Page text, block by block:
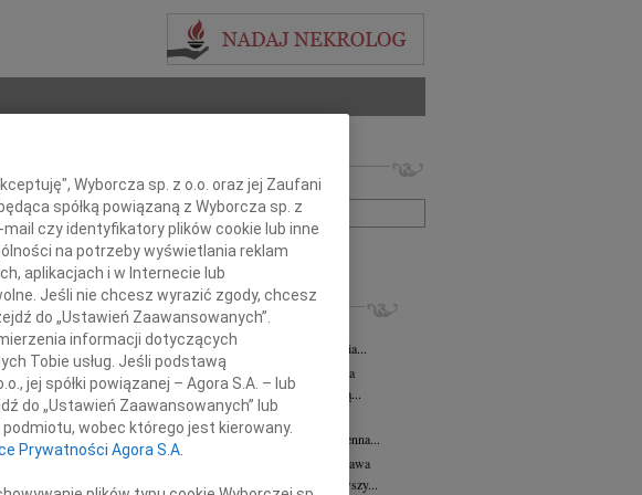
Imię i nazwisko lub numer ogłoszenia:
+ szukanie zaawansowane
INNE NEKROLOGI
Asia Kułakowska 07.08.2026
Asia Kułakowska 8 czerwca 1984 - 9 sierpnia...
Małgorzata Kościelska
Warszawa
Z żalem żegnam prof. Małgorzatę Kościelską...
Janusz Goetze
07.08.2026
Janusz Goetze adwokat 9 lat bez Ciebie Bożenna...
Wacława Stec-Myśliwska
Warszawa
W dniu 4 sierpnia 2026 roku zmarła przeżywszy...
Wyborcza sp. z o.o. oraz jej Zaufani
spółką powiązaną z Wyborcza sp. z
czy identyfikatory plików cookie lub inne
na potrzeby wyświetlania reklam
aplikacjach i w Internecie lub
Jeśli nie chcesz wyrazić zgody, chcesz
do „Ustawień Zaawansowanych”.
informacji dotyczących
Tobie usług. Jeśli podstawą
jej spółki powiązanej – Agora S.A. – lub
do „Ustawień Zaawansowanych” lub
wobec którego jest kierowany.
Prywatności Agora S.A.